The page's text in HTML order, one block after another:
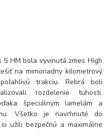
HM bola vyvinutá zmes High
na mimoriadny kilometrový
trakciu. Rebrá boli
rozdelenie tuhosti.
špeciálnym lamelám a
Všetko je navrhnuté do
užili bezpečnú a maximálne